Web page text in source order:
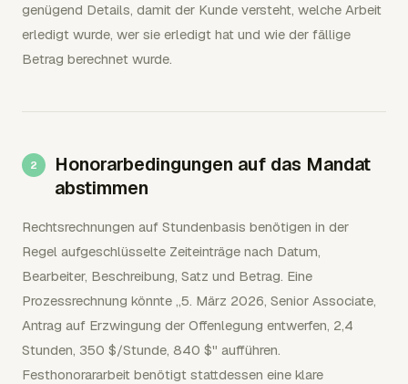
genügend Details, damit der Kunde versteht, welche Arbeit
erledigt wurde, wer sie erledigt hat und wie der fällige
Betrag berechnet wurde.
Honorarbedingungen auf das Mandat
abstimmen
Rechtsrechnungen auf Stundenbasis benötigen in der
Regel aufgeschlüsselte Zeiteinträge nach Datum,
Bearbeiter, Beschreibung, Satz und Betrag. Eine
Prozessrechnung könnte „5. März 2026, Senior Associate,
Antrag auf Erzwingung der Offenlegung entwerfen, 2,4
Stunden, 350 $/Stunde, 840 $" aufführen.
Festhonorararbeit benötigt stattdessen eine klare